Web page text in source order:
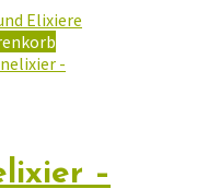
Elixiere
–